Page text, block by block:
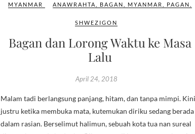
MYANMAR ANAWRAHTA BAGAN MYANMAR PAGAN
SHWEZIGON
Bagan dan Lorong Waktu ke Masa
Lalu
April 24, 2018
Malam tadi berlangsung panjang, hitam, dan tanpa mimpi.
justru ketika membuka mata, kutemukan diriku sedang berada
dalam rasian. Berselimut halimun, sebuah kota tua nan sureal